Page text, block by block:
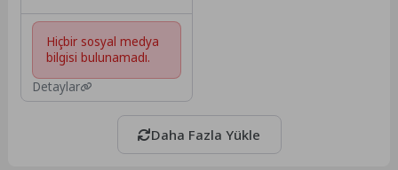
Hiçbir sosyal medya
bilgisi bulunamadı.
Detaylar
Daha Fazla Yükle